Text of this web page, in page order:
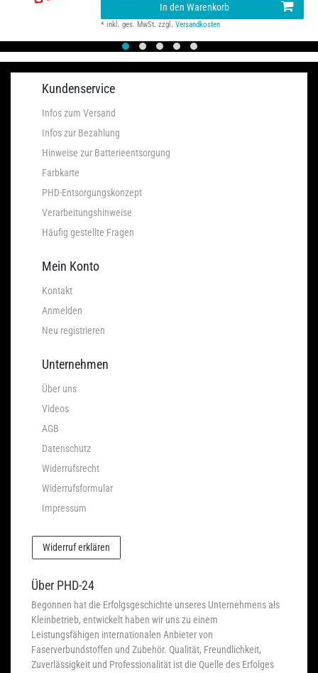
In den Warenkorb
*inkl. ges. MwSt. zzgl.Versandkosten
Kundenservice
Infos zum Versand
Infos zur Bezahlung
Hinweise zur Batterieentsorgung
Farbkarte
PHD-Entsorgungskonzept
Verarbeitungshinweise
Häufig gestellte Fragen
Mein Konto
Kontakt
Anmelden
Neu registrieren
Unternehmen
Über uns
Videos
AGB
Datenschutz
Widerrufsrecht
Widerrufsformular
Impressum
Widerruf erklären
Über PHD-24
Begonnen hat die Erfolgsgeschichte unseres Unternehmens als
Kleinbetrieb, entwickelt haben wir uns zu einem
Leistungsfähigen internationalen Anbieter von
Faserverbundstoffen und Zubehör. Qualität, Freundlichkeit,
Zuverlässigkeit und Professionalität ist die Quelle des Erfolges